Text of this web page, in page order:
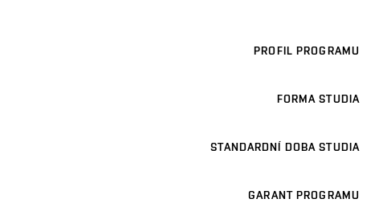
PROFIL PROGRAMU
FORMA STUDIA
STANDARDNÍ DOBA STUDIA
GARANT PROGRAMU